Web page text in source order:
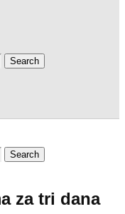
Search
Search
za tri dana